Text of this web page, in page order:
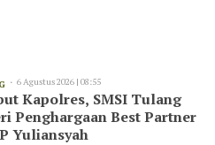
6 Agustus 2026 | 08:55
Kapolres, SMSI Tulang
Penghargaan Best Partner
Yuliansyah